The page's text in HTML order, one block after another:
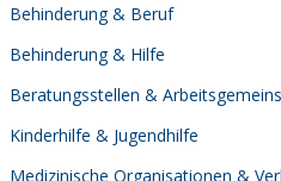
Behinderung & Beruf
Behinderung & Hilfe
Beratungsstellen &
Kinderhilfe & Jugendhilfe
Medizinische Organisationen &